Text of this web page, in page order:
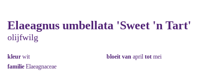
Elaeagnus umbellata 'Sweet 'n Tart'
olijfwilg
kleur wit bloeit van april tot mei
familie Elaeagnaceae